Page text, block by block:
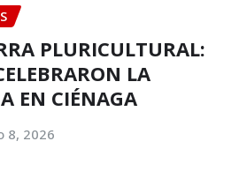
PLURICULTURAL:
LA
EN CIÉNAGA
8, 2026